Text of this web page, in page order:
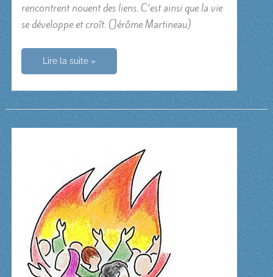
rencontrent nouent des liens. C’est ainsi que la vie
se développe et croît. (Jérôme Martineau)
Croiser
regard
Lire la suite »